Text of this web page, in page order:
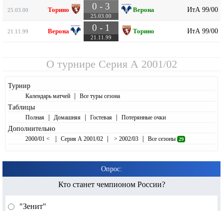
25.03.00 Торино 0 - 3
25.03.00
Верона ИтА 99/00
21.11.99 Верона 0 - 1
21.11.99
Торино ИтА 99/00
О турнире Серия А 2001/02
Турнир
Календарь матчей | Все туры сезона
Таблицы
Полная | Домашняя | Гостевая | Потерянные очки
Дополнительно
2000/01 < | Серия А 2001/02 | > 2002/03 | Все сезоны 29
Опрос:
Кто станет чемпионом России?
"Зенит"